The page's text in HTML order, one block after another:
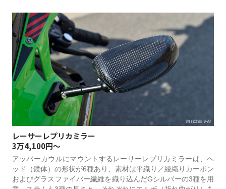
レーサーレプリカミラー
3万4,100円～
アッパーカウルにマウントするレーサーレプリカミラーは、ヘ
ッド（鏡体）の形状が6種あり、素材は平織り／綾織りカーボン
およびグラスファイバー繊維を織り込んだGシルバーの3種を用